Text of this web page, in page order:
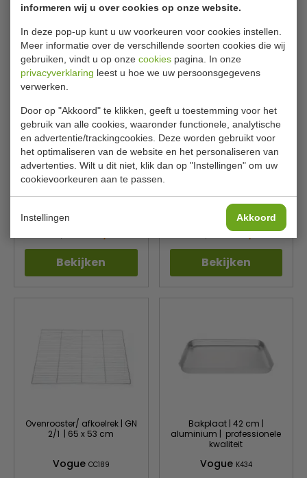
informeren wij u over cookies op onze website.
In deze pop-up kunt u uw voorkeuren voor cookies instellen.
Meer informatie over de verschillende soorten cookies die wij
gebruiken, vindt u op onze cookies pagina. In onze
privacyverklaring leest u hoe we uw persoonsgegevens
verwerken.
Door op "Akkoord" te klikken, geeft u toestemming voor het
gebruik van alle cookies, waaronder functionele, analytische
en advertentie/trackingcookies. Deze worden gebruikt voor
het optimaliseren van de website en het personaliseren van
advertenties. Wilt u dit niet, klik dan op "Instellingen" om uw
cookievoorkeuren aan te passen.
Instellingen Akkoord
Bekijken Bekijken
Braadslede | 370 x
260 mm | Handgrepen
Bekijken
Bakplaat | diep model 4
Vogue C061
€ 24,00
Bekijken
Ovenrooster/ afkoelrek | GN
2/1 | 65 x 53 cm
Vogue CC189
Bakplaat | 42 cm |
aluminium | professionele
kwaliteit
Vogue K434